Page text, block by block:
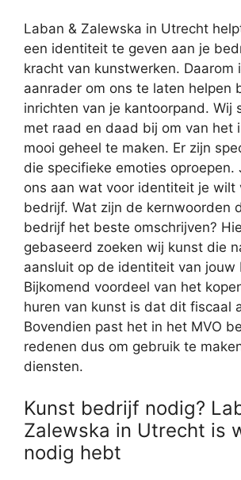
Laban & Zalewska in Utrecht
een identiteit te geven aan je
kracht van kunstwerken. Daarom
aanrader om ons te laten helpen
inrichten van je kantoorpand. Wij
met raad en daad bij om van het
mooi geheel te maken. Er zijn
die specifieke emoties oproepen.
ons aan wat voor identiteit je wilt
bedrijf. Wat zijn de kernwoorden
bedrijf het beste omschrijven?
gebaseerd zoeken wij kunst die
aansluit op de identiteit van jouw
Bijkomend voordeel van het
huren van kunst is dat dit fiscaal
Bovendien past het in het MVO
redenen dus om gebruik te
diensten.
Kunst bedrijf nodig?
Zalewska in Utrecht is
nodig hebt